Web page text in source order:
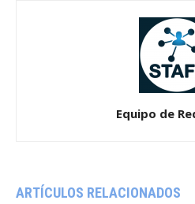
Equipo de
ARTÍCULOS RELACIONADOS